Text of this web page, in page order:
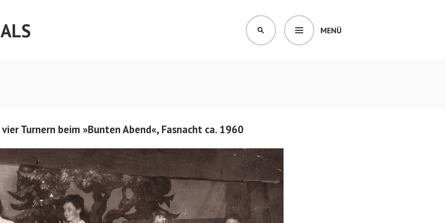
MENÜ
SUCHEN
Turnern beim »Bunten Abend«, Fasnacht ca. 1960